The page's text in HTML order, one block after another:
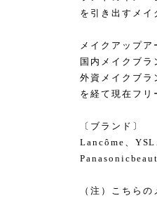
を引き出すメイ
メイクアップア
国内メイクブ
外資メイクブ
を経て現在フリ
〔ブランド〕
Lancôme、
（注）こちら